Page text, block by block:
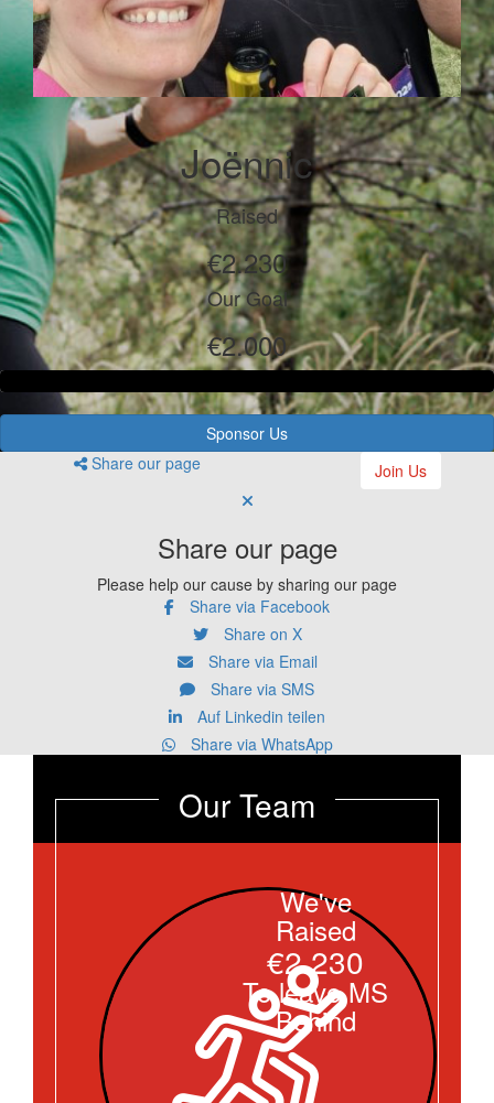
Joënnic
Raised
€2.230
Our Goal
€2.000
Sponsor Us
Share our page
Join Us
Share our page
Please help our cause by sharing our page
Share via Facebook
Share on X
Share via Email
Share via SMS
Auf Linkedin teilen
Share via WhatsApp
Our Team
We've
Raised
€2.230
To leave MS
Behind